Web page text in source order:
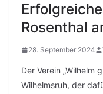
Rosenthal
28. September 2024
Der Verein „Wilhelm
Wilhelmsruh, der